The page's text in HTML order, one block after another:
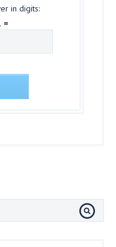
in digits:
=